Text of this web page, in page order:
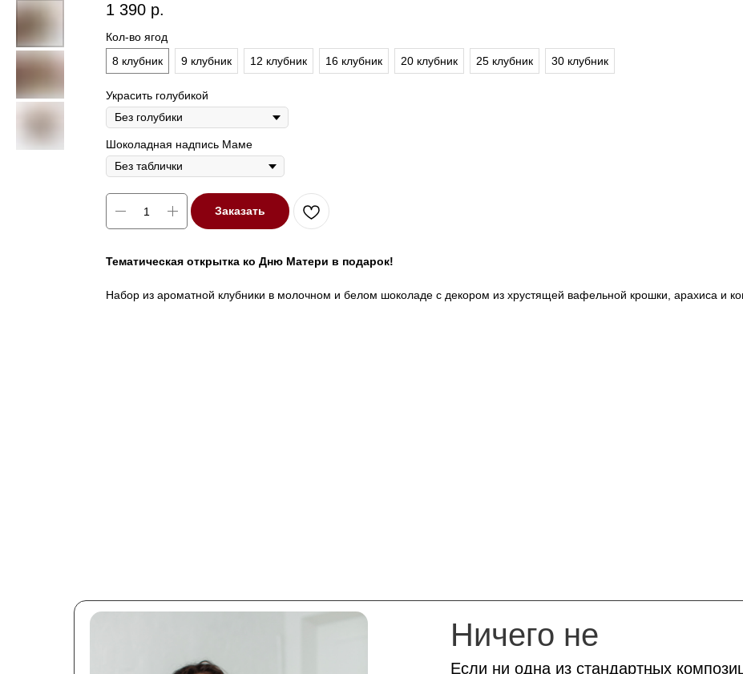
1 390 р.
Кол-во ягод
8 клубник
9 клубник 12 клубник 16 клубник 20 клубник 25 клубник 30 клубник
Украсить голубикой
Шоколадная надпись Маме
Заказать
Тематическая открытка ко Дню Матери в подарок!
Набор из ароматной клубники в молочном и белом шоколаде с декором из хрустящей вафельной крошки, арахиса и
Ничего не
Если ни одна из стандартных